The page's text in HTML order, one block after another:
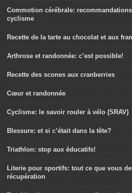
Commotion cérébrale:
cyclisme
Recette de la tarte au chocolat et aux
Arthrose et randonnée: c’est possible!
Recette des scones aux cranberries
Cœur et randonnée
Cyclisme: le savoir rouler à vélo (SRAV)
Blessure: et si c’était dans la tête?
Triathlon: stop aux éducatifs!
Literie pour sportifs: tout ce que vous
récupération